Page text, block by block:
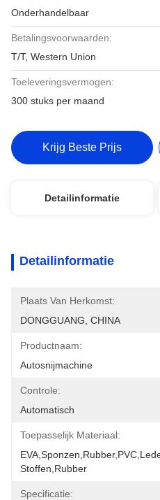
Onderhandelbaar
Betalingsvoorwaarden:
T/T, Western Union
Toeleveringsvermogen:
300 stuks per maand
Krijg Beste Prijs
Detailinformatie
Detailinformatie
Plaats Van Herkomst:
DONGGUANG, CHINA
Productnaam:
Autosnijmachine
Controle:
Automatisch
Toepasselijk Materiaal:
Stoffen,Rubber
Specificatie: